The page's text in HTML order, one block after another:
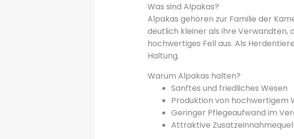
Was sind Alpakas?
Alpakas gehören zur Familie der
deutlich kleiner als ihre Verwandten,
hochwertiges Fell aus. Als
Haltung.
Warum Alpakas halten?
Sanftes und friedliches Wesen
Produktion von hochwertigem
Geringer Pflegeaufwand im
Attraktive